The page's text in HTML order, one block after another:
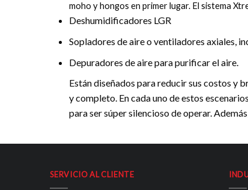
moho y hongos en primer lugar. El sistema
Deshumidificadores LGR
Sopladores de aire o ventiladores axiales,
Depuradores de aire para purificar el aire.
Están diseñados para reducir sus costos y
y completo. En cada uno de estos
para ser súper silencioso de operar.
SERVICIO AL CLIENTE